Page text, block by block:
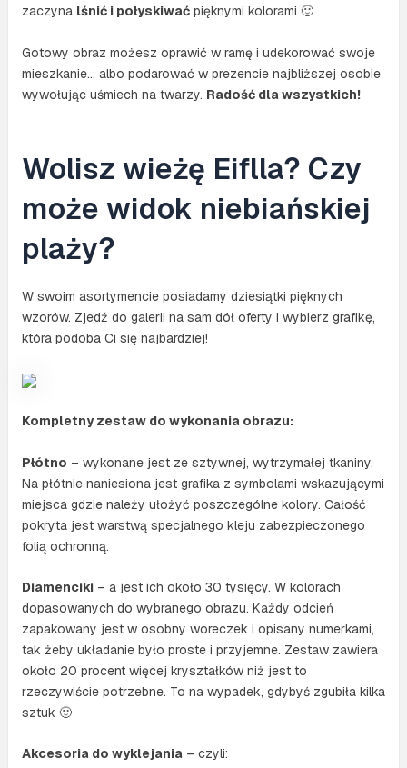
zaczyna lśnić i połyskiwaćpięknymi kolorami 🙂
Gotowy obraz możesz oprawić w ramę i udekorować swoje
mieszkanie… albo podarować w prezencie najbliższej osobie
wywołując uśmiech na twarzy. Radość dla wszystkich!
Wolisz wieżę Eiflla? Czy
może widok niebiańskiej
plaży?
W swoim asortymencie posiadamy dziesiątki pięknych
wzorów. Zjedź do galerii na sam dół oferty i wybierz grafikę,
która podoba Ci się najbardziej!
Kompletny zestaw do wykonania obrazu:
Płótno – wykonane jest ze sztywnej, wytrzymałej tkaniny.
Na płótnie naniesiona jest grafika z symbolami wskazującymi
miejsca gdzie należy ułożyć poszczególne kolory. Całość
pokryta jest warstwą specjalnego kleju zabezpieczonego
folią ochronną.
Diamenciki– a jest ich około 30 tysięcy. W kolorach
dopasowanych do wybranego obrazu. Każdy odcień
zapakowany jest w osobny woreczek i opisany numerkami,
tak żeby układanie było proste i przyjemne. Zestaw zawiera
około 20 procent więcej kryształków niż jest to
rzeczywiście potrzebne. To na wypadek, gdybyś zgubiła kilka
sztuk 🙂
Akcesoria do wyklejania– czyli: